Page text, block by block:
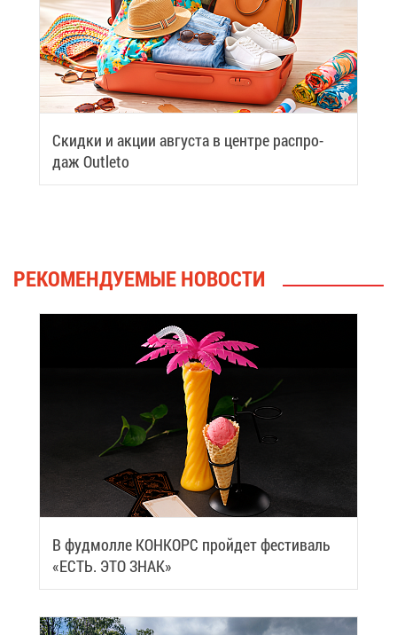
Скид­ки и ак­ции ав­гу­ста в цен­тре рас­про­
даж Outleto
РЕ­КО­МЕН­ДУ­Е­МЫЕ НО­ВО­СТИ
В фуд­мол­ле КОН­КОРС прой­дет фе­сти­валь
«ЕСТЬ. ЭТО ЗНАК»